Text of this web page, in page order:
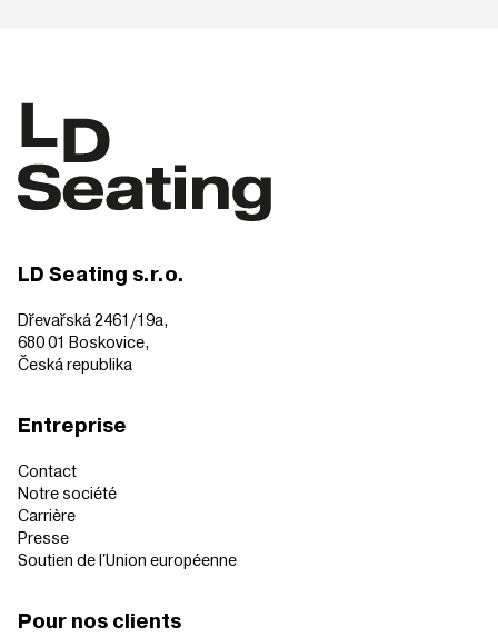
LD Seating s.r.o.
Dřevařská 2461/19a,
680 01 Boskovice,
Česká republika
Entreprise
Contact
Notre société
Carrière
Presse
Soutien de l'Union européenne
Pour nos clients